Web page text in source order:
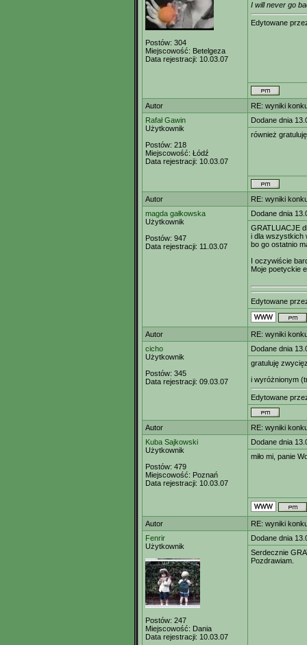
Postów: 304
Miejscowość: Betelgeza
Data rejestracji: 10.03.07
I will never go
Edytowane
Autor
RE: wyniki
Rafał Gawin
Użytkownik
Postów: 218
Miejscowość: Łódź
Data rejestracji: 10.03.07
Dodane dnia
również
Autor
RE: wyniki
magda gałkowska
Użytkownik
Postów: 947
Data rejestracji: 11.03.07
Dodane dnia
GRATLUACJE
i dla wszystkich
bo go ostatnio
I oczywiście
Moje poetyckie
Edytowane
Autor
RE: wyniki
cicho
Użytkownik
Postów: 345
Data rejestracji: 09.03.07
Dodane dnia
gratuluję
i wyróżnionym
Edytowane
Autor
RE: wyniki
Kuba Sajkowski
Użytkownik
Postów: 479
Miejscowość: Poznań
Data rejestracji: 10.03.07
Dodane dnia
miło mi, panie
Autor
RE: wyniki
Fenrir
Użytkownik
Postów: 247
Miejscowość: Dania
Data rejestracji: 10.03.07
Dodane dnia
Serdecznie
Pozdrawiam.